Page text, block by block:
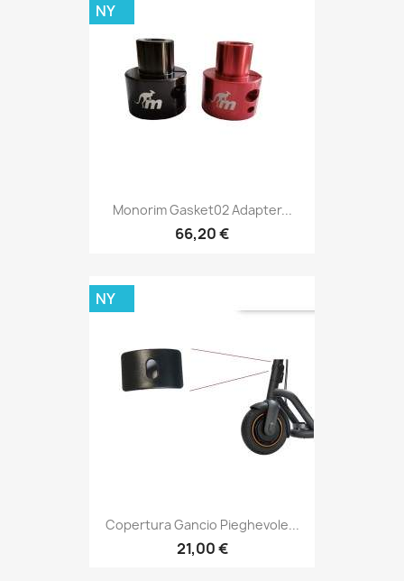
Monorim Gasket02 Adapter...
66,20 €
NY
Copertura Gancio Pieghevole...
21,00 €
NY